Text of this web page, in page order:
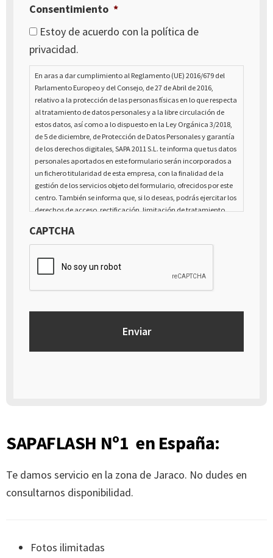
Consentimiento *
Estoy de acuerdo con la política de
privacidad.
En aras a dar cumplimiento al Reglamento (UE) 2016/679 del
Parlamento Europeo y del Consejo, de 27 de Abril de 2016,
relativo a la protección de las personas físicas en lo que respecta
al tratamiento de datos personales y a la libre circulación de
estos datos, así como a lo dispuesto en la Ley Orgánica 3/2018,
de 5 de diciembre, de Protección de Datos Personales y garantía
de los derechos digitales, SAPA 2011 S.L. te informa que tus datos
personales aportados en este formulario serán incorporados a
un fichero titularidad de esta empresa, con la finalidad de la
gestión de los servicios objeto del formulario, ofrecidos por este
centro. También se informa que, si lo deseas, podrás ejercitar los
derechos de acceso, rectificación, limitación de tratamiento,
de carácter personal, así como a la retirada del consentimiento
prestado para el tratamiento de los mismos, mediante escrito
dirigido a la dirección Calle Italia núm. 1 Alfaz del Pí (03580),
Alicante - España
CAPTCHA
SAPAFLASH Nº1 en España:
Te damos servicio en la zona de Jaraco. No dudes en
consultarnos disponibilidad.
Fotos ilimitadas